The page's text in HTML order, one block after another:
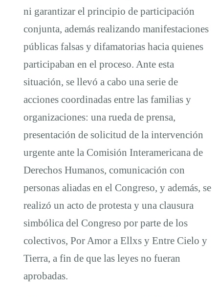
ni garantizar el principio de participación
conjunta, además realizando manifestaciones
públicas falsas y difamatorias hacia quienes
participaban en el proceso. Ante esta
situación, se llevó a cabo una serie de
acciones coordinadas entre las familias y
organizaciones: una rueda de prensa,
presentación de solicitud de la intervención
urgente ante la Comisión Interamericana de
Derechos Humanos, comunicación con
personas aliadas en el Congreso, y además, se
realizó un acto de protesta y una clausura
simbólica del Congreso por parte de los
colectivos, Por Amor a Ellxs y Entre Cielo y
Tierra, a fin de que las leyes no fueran
aprobadas.